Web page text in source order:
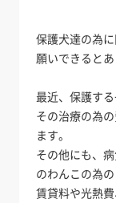
保護犬達の為
願いできるとあ
最近、保護す
その治療の為
ます。
その他にも、
のわんこの為
賃貸料や光熱